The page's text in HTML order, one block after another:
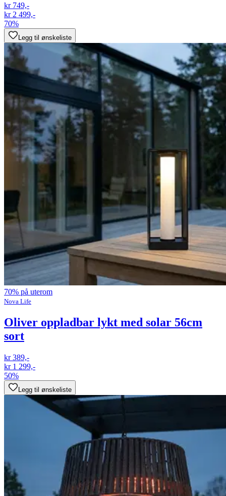
kr 749,-
kr 2 499,-
70%
Legg til ønskeliste
70% på uterom
Nova Life
Oliver oppladbar lykt med solar 56cm
sort
kr 389,-
kr 1 299,-
50%
Legg til ønskeliste